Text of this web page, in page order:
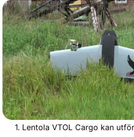
1. Lentola VTOL Cargo kan